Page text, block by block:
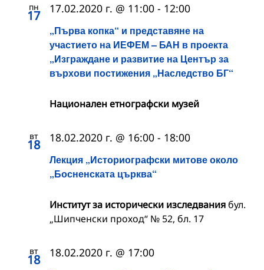
пн
17
„Първа копка“ и представяне на
участието на ИЕФЕМ – БАН в проекта
„Изграждане и развитие на Център за
върхови постижения „Наследство БГ“
17.02.2020 г. @ 11:00 - 12:00
Национален етнографски музей
вт
18
Лекция „Историографски митове около
„Босненската църква“
18.02.2020 г. @ 16:00 - 18:00
Институт за исторически изследваниябул.
„Шипченски проход“ № 52, бл. 17
вт
18 18.02.2020 г. @ 17:00